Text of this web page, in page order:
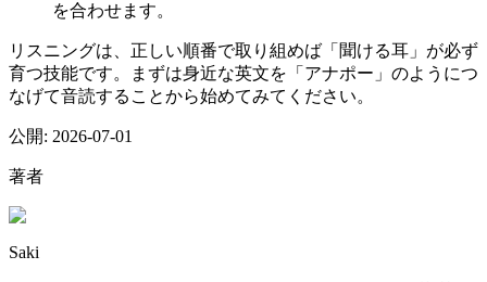
を合わせます。
リスニングは、正しい順番で取り組めば「聞ける耳」が必ず
育つ技能です。まずは身近な英文を「アナポー」のようにつ
なげて音読することから始めてみてください。
公開: 2026-07-01
著者
Saki